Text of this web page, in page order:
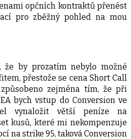
opčních kontraktů přenést
pro zběžný pohled na mou
by prozatím nebylo možné
přestože se cena Short Call
zejména tím, že při
bych vstup do Conversion ve
vynaložit větší peníze na
kusů, které mi nekompenzuje
na strike 95, taková Conversion